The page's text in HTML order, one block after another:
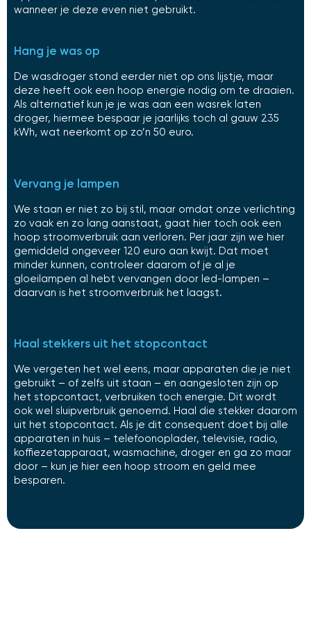
wanneer je deze even niet gebruikt.
Hang je was op
De wasdroger stond eerder niet op ons lijstje, maar
deze heeft ook een hoop energie nodig om te draaien.
Als alternatief kun je je was aan een wasrek laten
droger, hiermee bespaar je jaarlijks toch al gauw 235
kWh, wat neerkomt op zo’n 50 euro.
Vervang je lampen
We staan er niet zo bij stil, maar omdat onze verlichting
zo vaak en zo lang aanstaat, gaat hier toch ook een
hoop stroomverbruik aan verloren. Per jaar zijn we hier
gemiddeld ongeveer 120 euro aan kwijt. Dat moet
minder kunnen, controleer daarom of je al je
gloeilampen al hebt vervangen door led-lampen –
daarvan is het stroomverbruik het laagst.
Haal stekkers uit het stopcontact
We vergeten het wel eens, maar apparaten die je niet
gebruikt – of zelfs uit staan – en aangesloten zijn op
het stopcontact, verbruiken toch energie. Dit wordt
ook wel sluipverbruik genoemd. Haal die stekker daarom
uit het stopcontact. Als je dit consequent doet bij alle
apparaten in huis – telefoonoplader, televisie, radio,
koffiezetapparaat, wasmachine, droger en ga zo maar
door – kun je hier een hoop stroom en geld mee
besparen.